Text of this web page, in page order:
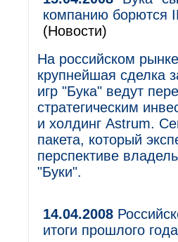
компанию борются
(Новости)
На российском
крупнейшая сделка
игр "Бука" ведут
стратегическим
и холдинг Astrum.
пакета, который
перспективе
"Буки".
14.04.2008
итоги прошлого